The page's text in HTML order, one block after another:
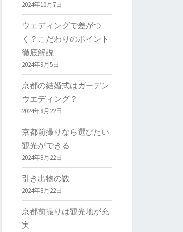
2024年10月7日
ウェディングで差がつ
く？こだわりのポイント
徹底解説
2024年9月5日
京都の結婚式はガーデン
ウエディング？
2024年8月22日
京都前撮りなら選びたい
観光ができる
2024年8月22日
引き出物の数
2024年8月22日
京都前撮りは観光地が充
実